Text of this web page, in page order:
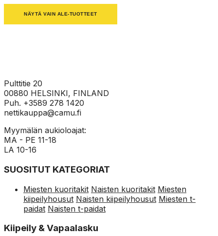
NÄYTÄ VAIN ALE-TUOTTEET
Pulttitie 20
00880 HELSINKI, FINLAND
Puh. +3589 278 1420
nettikauppa@camu.fi
Myymälän aukioloajat:
MA - PE 11-18
LA 10-16
SUOSITUT KATEGORIAT
Miesten kuoritakit Naisten kuoritakit Miesten
kiipeilyhousut Naisten kiipeilyhousut Miesten t-
paidat Naisten t-paidat
Kiipeily & Vapaalasku